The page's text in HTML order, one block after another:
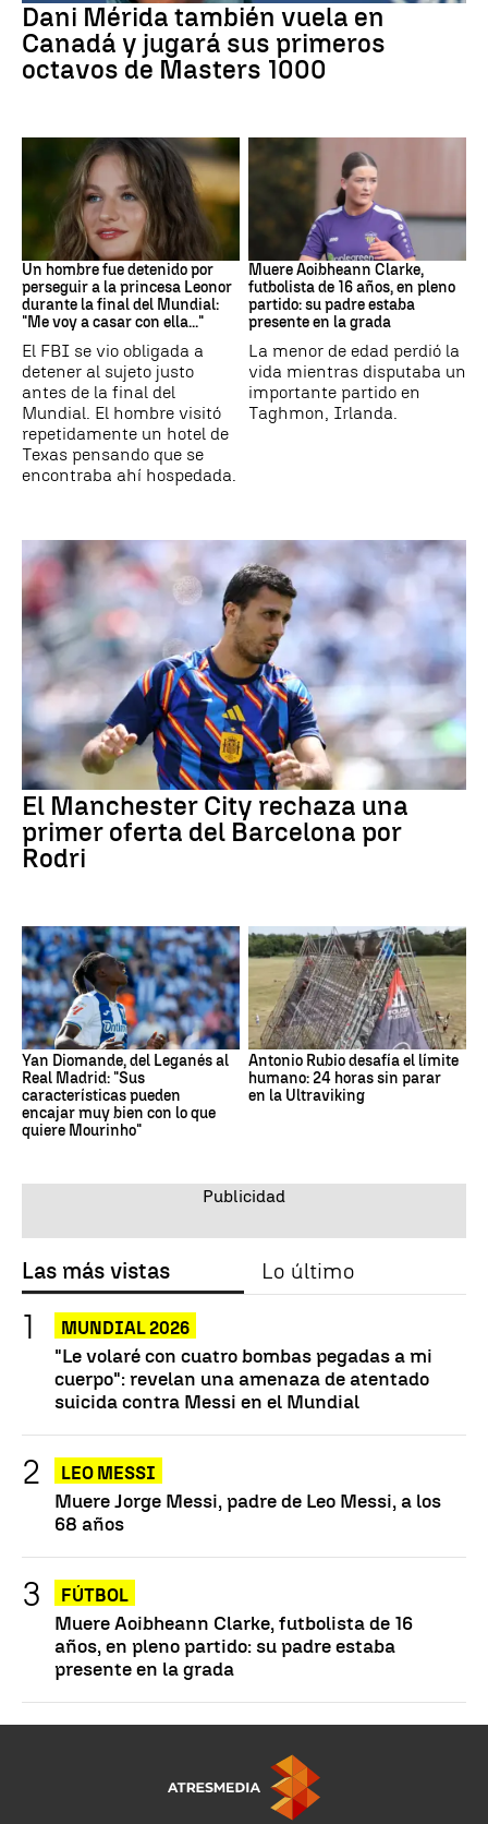
Dani Mérida también vuela en
Canadá y jugará sus primeros
octavos de Masters 1000
Mundial 2026
Un hombre fue detenido por
perseguir a la princesa Leonor
durante la final del Mundial:
"Me voy a casar con ella..."
El FBI se vio obligada a
detener al sujeto justo
antes de la final del
Mundial. El hombre visitó
repetidamente un hotel de
Texas pensando que se
encontraba ahí hospedada.
Muere Aoibheann Clarke,
futbolista de 16 años, en pleno
partido: su padre estaba
presente en la grada
La menor de edad perdió la
vida mientras disputaba un
importante partido en
Taghmon, Irlanda.
El Manchester City rechaza una
primer oferta del Barcelona por
Rodri
Yan Diomande, del Leganés al
Real Madrid: "Sus
características pueden
encajar muy bien con lo que
quiere Mourinho"
Antonio Rubio desafía el límite
humano: 24 horas sin parar
en la Ultraviking
Las más vistas Lo último
MUNDIAL 2026
"Le volaré con cuatro bombas pegadas a mi
cuerpo": revelan una amenaza de atentado
suicida contra Messi en el Mundial
LEO MESSI
Muere Jorge Messi, padre de Leo Messi, a los
68 años
FÚTBOL
Muere Aoibheann Clarke, futbolista de 16
años, en pleno partido: su padre estaba
presente en la grada